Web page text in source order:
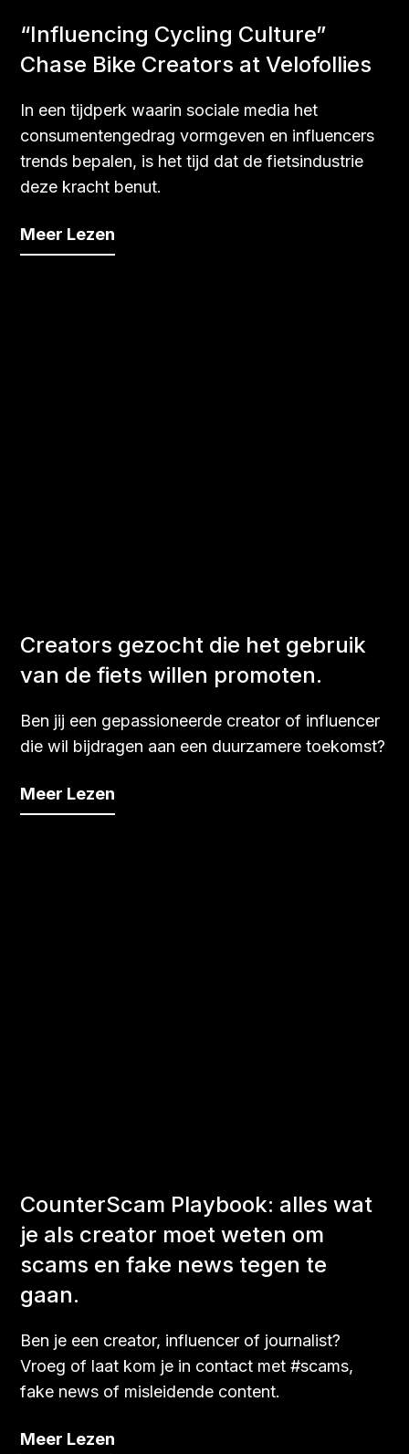
“Influencing Cycling Culture”
Chase Bike Creators at Velofollies
In een tijdperk waarin sociale media het
consumentengedrag vormgeven en influencers
trends bepalen, is het tijd dat de fietsindustrie
deze kracht benut.
Meer Lezen
Creators gezocht die het gebruik
van de fiets willen promoten.
Ben jij een gepassioneerde creator of influencer
die wil bijdragen aan een duurzamere toekomst?
Meer Lezen
CounterScam Playbook: alles wat
je als creator moet weten om
scams en fake news tegen te
gaan.
Ben je een creator, influencer of journalist?
Vroeg of laat kom je in contact met #scams,
fake news of misleidende content.
Meer Lezen